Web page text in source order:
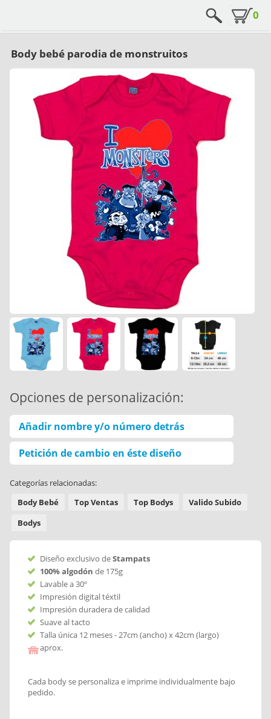
0
Body bebé parodia de monstruitos
Opciones de personalización:
Añadir nombre y/o número detrás
Petición de cambio en éste diseño
Categorías relacionadas:
Body Bebé
Top Ventas Top Bodys
Valido Subido
Bodys
Diseño exclusivo deStampats
100% algodón de 175g
Lavable a 30º
Impresión digital téxtil
Impresión duradera de calidad
Suave al tacto
Talla única 12 meses - 27cm (ancho) x 42cm (largo)
aprox.
Cada body se personaliza e imprime individualmente bajo
pedido.